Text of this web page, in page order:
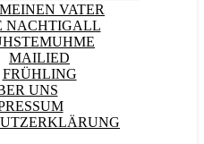
VATER
NACHTIGALL
MAILIED
FRÜHLING
UNS